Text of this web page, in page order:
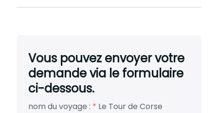
Vous pouvez envoyer votre
demande via le formulaire
ci-dessous.
nom du voyage : * Le Tour de Corse